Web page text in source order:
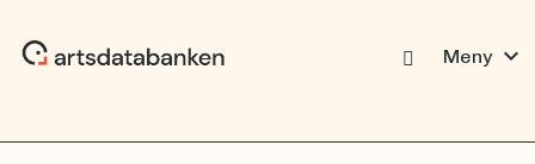
Meny expand_more